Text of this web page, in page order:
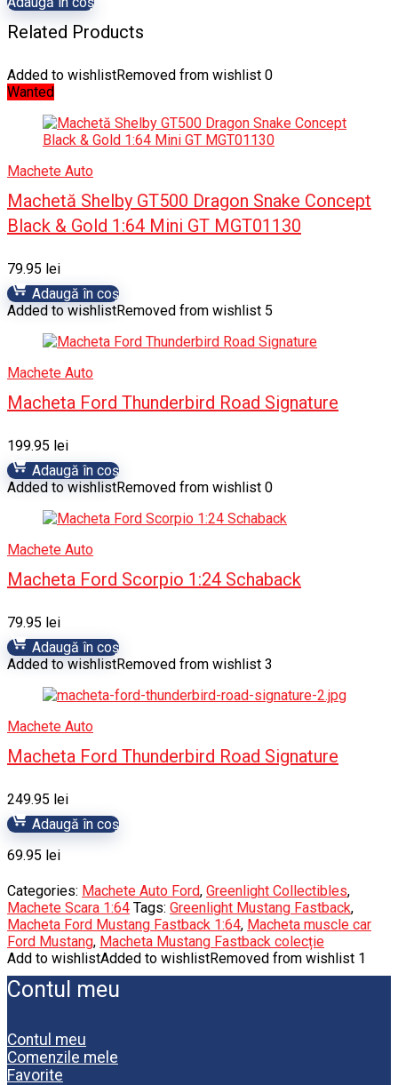
Related Products
Added to wishlistRemoved from wishlist 0
Wanted
Machete Auto
Machetă Shelby GT500 Dragon Snake Concept
Black & Gold 1:64 Mini GT MGT01130
79.95 lei
Adaugă în coș
Added to wishlistRemoved from wishlist 5
Machete Auto
Macheta Ford Thunderbird Road Signature
199.95 lei
Adaugă în coș
Added to wishlistRemoved from wishlist 0
Machete Auto
Macheta Ford Scorpio 1:24 Schaback
79.95 lei
Adaugă în coș
Added to wishlistRemoved from wishlist 3
Machete Auto
Macheta Ford Thunderbird Road Signature
249.95 lei
Adaugă în coș
69.95 lei
Categories: Machete Auto Ford, Greenlight Collectibles,
Machete Scara 1:64 Tags: Greenlight Mustang Fastback,
Macheta Ford Mustang Fastback 1:64, Macheta muscle car
Ford Mustang, Macheta Mustang Fastback colecție
Add to wishlistAdded to wishlistRemoved from wishlist 1
Contul meu
Contul meu
Comenzile mele
Favorite